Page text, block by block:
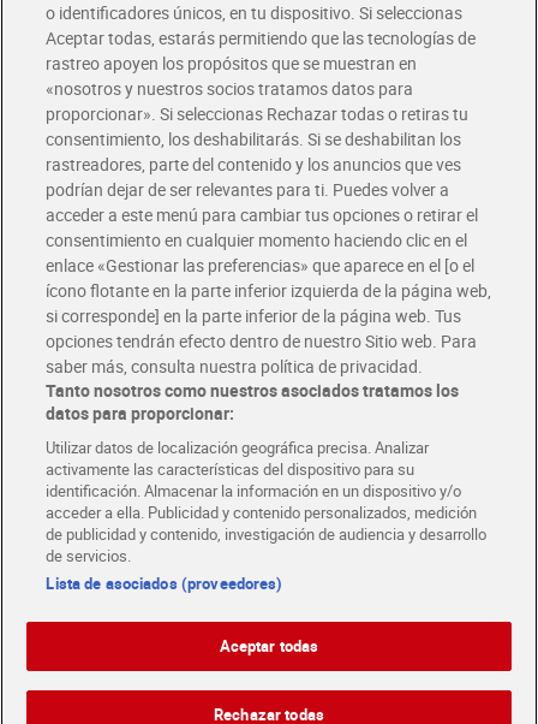
Envío gratis por compras superiores a 100€
Envío estandar por 4,99€
Glovo y Uber Eats
Solicita tu factura de Glovo o Uber Eats
Únete al CLUB Dia
Disfruta las ventajas y ofertas exclusivas.
Descárgate la APP Dia
Folletos y Tiendas
Descubre las mejores ofertas y busca tu tienda más cercana
Tarjeta MaX Dia
Te devuelve hasta 8€/mes de tus compras.
¡Solicita tu tarjeta de crédito aquí!
COMER MEJOR CADA DIA
COLABORA CON DIA ABRE TU TIENDA DIA CORPORATE
o identificadores únicos, en tu dispositivo. Si seleccionas
Aceptar todas, estarás permitiendo que las tecnologías de
rastreo apoyen los propósitos que se muestran en
«nosotros y nuestros socios tratamos datos para
proporcionar». Si seleccionas Rechazar todas o retiras tu
consentimiento, los deshabilitarás. Si se deshabilitan los
rastreadores, parte del contenido y los anuncios que ves
podrían dejar de ser relevantes para ti. Puedes volver a
acceder a este menú para cambiar tus opciones o retirar el
consentimiento en cualquier momento haciendo clic en el
enlace «Gestionar las preferencias» que aparece en el [o el
ícono flotante en la parte inferior izquierda de la página web,
si corresponde] en la parte inferior de la página web. Tus
opciones tendrán efecto dentro de nuestro Sitio web. Para
saber más, consulta nuestra política de privacidad.
Tanto nosotros como nuestros asociados tratamos los
datos para proporcionar:
Utilizar datos de localización geográfica precisa. Analizar
activamente las características del dispositivo para su
identificación. Almacenar la información en un dispositivo y/o
acceder a ella. Publicidad y contenido personalizados, medición
de publicidad y contenido, investigación de audiencia y desarrollo
de servicios.
Lista de asociados (proveedores)
Aceptar todas
Rechazar todas